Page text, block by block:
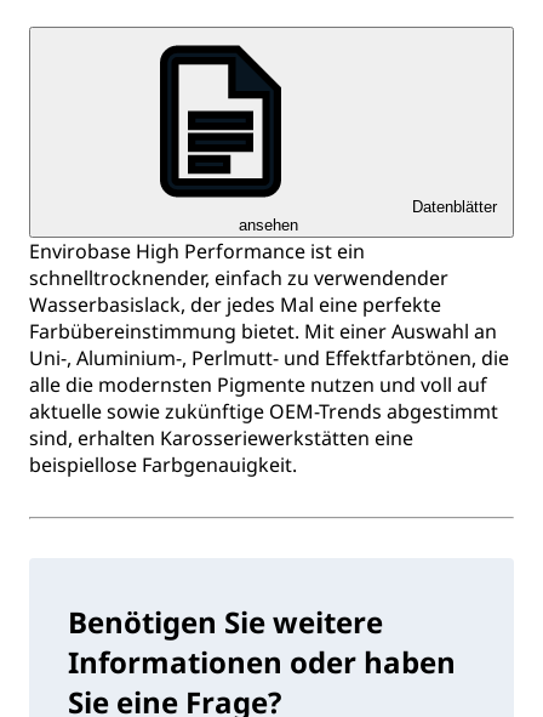
Datenblätter
ansehen
Envirobase High Performance ist ein
schnelltrocknender, einfach zu verwendender
Wasserbasislack, der jedes Mal eine perfekte
Farbübereinstimmung bietet. Mit einer Auswahl an
Uni-, Aluminium-, Perlmutt- und Effektfarbtönen, die
alle die modernsten Pigmente nutzen und voll auf
aktuelle sowie zukünftige OEM-Trends abgestimmt
sind, erhalten Karosseriewerkstätten eine
beispiellose Farbgenauigkeit.
Benötigen Sie weitere
Informationen oder haben
Sie eine Frage?